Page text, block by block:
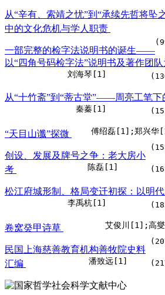
从“辛有、索靖之忧”到“承续先哲将坠
中的文化危机与学人职责
一部完整的检字法说明书的诞生——
以“四角号码检字法”说明书及著作团
刘海琴[1]
从“十竹斋”到“蒂古堂”——周亮工笔下
秦蓁[1]
“天目山谶”探微 傅绍磊[1];郑兴华
创设、发展及牌号之争：老大房小
考
陈磊[1]
松江府城形制、格局变迁初探：以明
李禹杭[1]
卷窝癸甲诗草 艾俊川[1];高燮
民国上海慈善教育机构善牧院史料
汇编
潘致远[1]